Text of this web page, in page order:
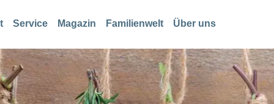
Service Magazin Familienwelt Über uns